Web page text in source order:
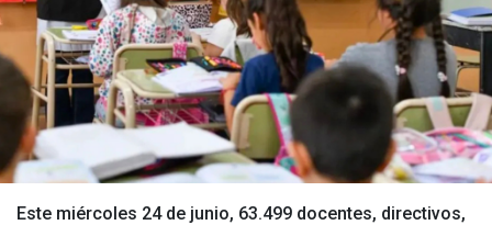
Este miércoles 24 de junio, 63.499 docentes, directivos,